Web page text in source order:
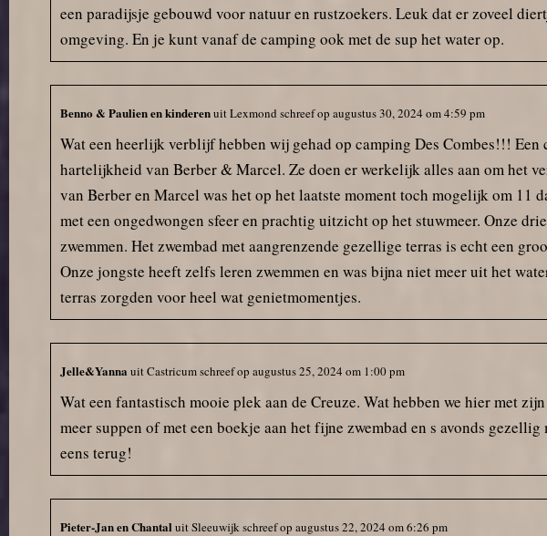
een paradijsje gebouwd voor natuur en rustzoekers. Leuk dat er zoveel
omgeving. En je kunt vanaf de camping ook met de sup het water op.
Benno & Paulien en kinderenuitLexmond schreef op augustus 30, 2024 om4:59 pm
Wat een heerlijk verblijf hebben wij gehad op camping Des Combes!!!
hartelijkheid van Berber & Marcel. Ze doen er werkelijk alles aan om het
van Berber en Marcel was het op het laatste moment toch mogelijk om
met een ongedwongen sfeer en prachtig uitzicht op het stuwmeer. Onze
zwemmen. Het zwembad met aangrenzende gezellige terras is echt een
Onze jongste heeft zelfs leren zwemmen en was bijna niet meer uit het
terras zorgden voor heel wat genietmomentjes.
Jelle&Yanna uitCastricumschreef op augustus 25, 2024 om 1:00 pm
Wat een fantastisch mooie plek aan de Creuze. Wat hebben we hier met
meer suppen of met een boekje aan het fijne zwembad en s avonds
eens terug!
Pieter-Jan en Chantal uitSleeuwijkschreef op augustus 22, 2024 om6:26 pm